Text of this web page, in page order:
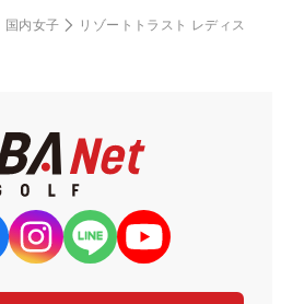
国内女子 リゾートトラスト レディス